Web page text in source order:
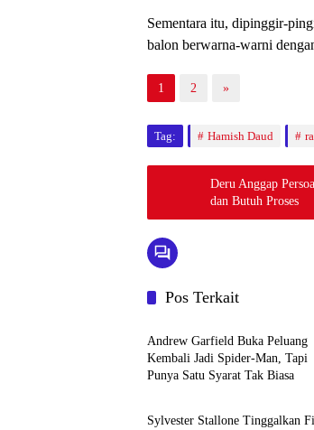
Sementara itu, dipinggir-
balon berwarna-warni
1 2 »
Tag: Hamish Daud
Deru Anggap
dan Butuh Proses
Pos Terkait
Entertainment
Andrew Garfield Buka Peluang
Kembali Jadi Spider-Man, Tapi
Punya Satu Syarat Tak Biasa
Entertainment
Sylvester Stallone Tinggalkan